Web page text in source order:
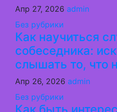
Апр 27, 2026 admin
Без рубрики
Как научиться
собеседника:
слышать то, что
Апр 26, 2026 admin
Без рубрики